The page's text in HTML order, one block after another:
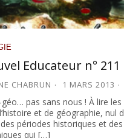
Educateur n° 211
CHABRUN 1 MARS 2013
géo… pas sans nous ! À lire
et de géographie, nul
périodes historiques et
qui […]